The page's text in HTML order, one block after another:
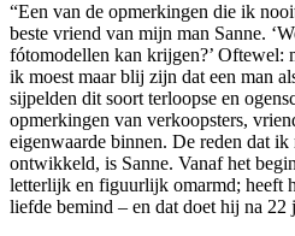
“Een van de opmerkingen die ik
beste vriend van mijn man Sanne.
fótomodellen kan krijgen?’ Oftewel:
ik moest maar blij zijn dat een man
sijpelden dit soort terloopse en
opmerkingen van verkoopsters,
eigenwaarde binnen. De reden dat ik
ontwikkeld, is Sanne. Vanaf het
letterlijk en figuurlijk omarmd; heeft
liefde bemind – en dat doet hij na 22